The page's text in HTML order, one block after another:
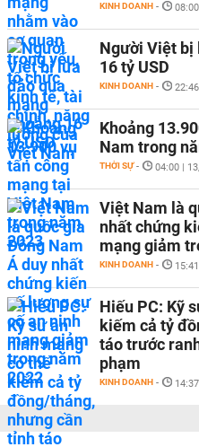
KINH DOANH -
Người Việt bị
16 tỷ USD
KINH DOANH -
Khoảng
Nam trong
THỜI SỰ - 04:00 |
Việt Nam là
nhất chứng
mạng giảm
KINH DOANH -
Hiếu PC: Kỹ
kiếm cả tỷ
táo trước
phạm
KINH DOANH -